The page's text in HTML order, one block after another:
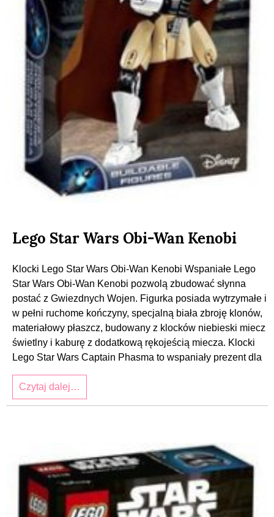
Lego Star Wars Obi-Wan Kenobi
Klocki Lego Star Wars Obi-Wan Kenobi Wspaniałe Lego
Star Wars Obi-Wan Kenobi pozwolą zbudować słynna
postać z Gwiezdnych Wojen. Figurka posiada wytrzymałe i
w pełni ruchome kończyny, specjalną biała zbroję klonów,
materiałowy płaszcz, budowany z klocków niebieski miecz
świetlny i kaburę z dodatkową rękojeścią miecza. Klocki
Lego Star Wars Captain Phasma to wspaniały prezent dla
Czytaj dalej…